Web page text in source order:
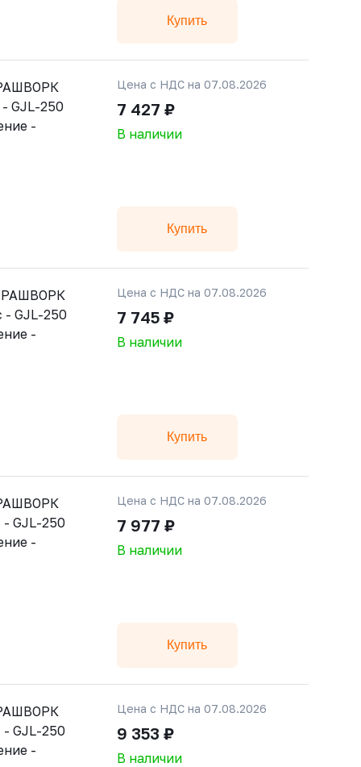
Купить
GJL-250
-
Цена с НДС на 07.08.2026
7 427 ₽
В наличии
Купить
РАШВОРК
- GJL-250
-
Цена с НДС на 07.08.2026
7 745 ₽
В наличии
Купить
- GJL-250
-
Цена с НДС на 07.08.2026
7 977 ₽
В наличии
Купить
- GJL-250
-
Цена с НДС на 07.08.2026
9 353 ₽
В наличии